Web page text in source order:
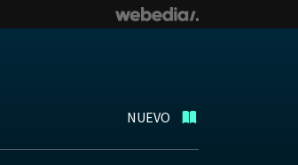
NUEVO